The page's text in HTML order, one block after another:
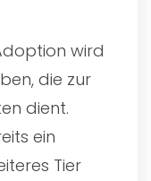
wird
die zur
dient.
ein
Tier